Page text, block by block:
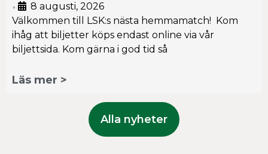
•
8 augusti, 2026
Välkommen till LSK:s nästa hemmamatch! Kom
ihåg att biljetter köps endast online via vår
biljettsida. Kom gärna i god tid så
Läs mer >
Alla nyheter